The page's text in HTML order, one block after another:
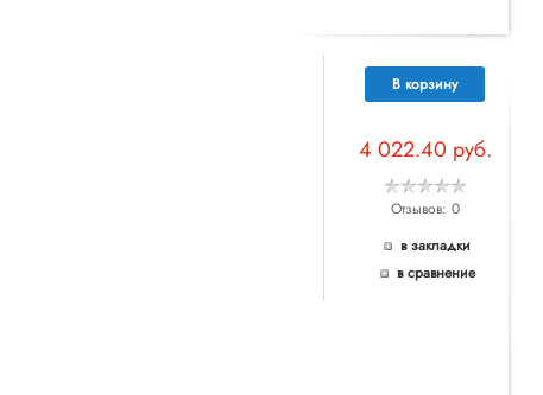
В корзину
4 022.40 руб.
Отзывов: 0
в закладки
в сравнение